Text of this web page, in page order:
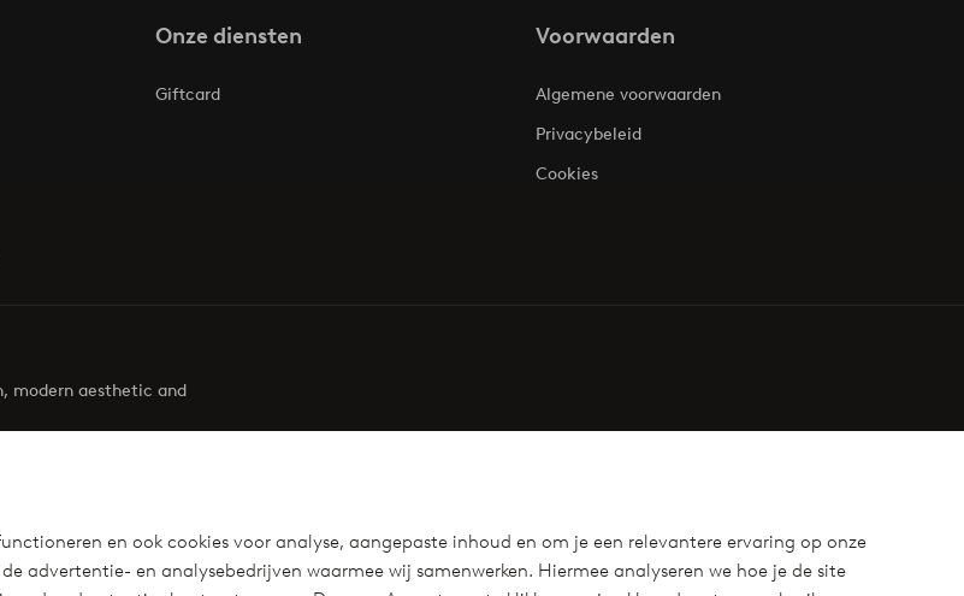
en ook cookies voor analyse, aangepaste inhoud en om je een relevantere ervaring op onze
advertentie- en analysebedrijven waarmee wij samenwerken. Hiermee analyseren we hoe je de site
Onze diensten
Giftcard
Voorwaarden
Algemene voorwaarden
Privacybeleid
Cookies
modern aesthetic and